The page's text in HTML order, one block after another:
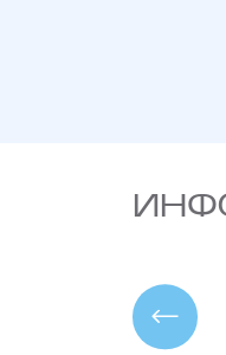
правовой
портал